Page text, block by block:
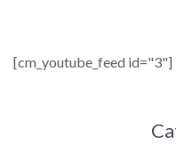
[cm_youtube_feed id="3"]